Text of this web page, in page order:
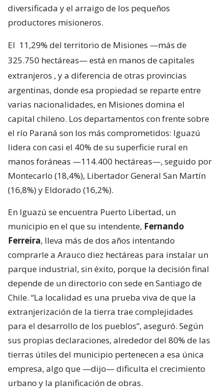
diversificada y el arraigo de los pequeños
productores misioneros.
El 11,29% del territorio de Misiones —más de
325.750 hectáreas— está en manos de capitales
extranjeros , y a diferencia de otras provincias
argentinas, donde esa propiedad se reparte entre
varias nacionalidades, en Misiones domina el
capital chileno. Los departamentos con frente sobre
el río Paraná son los más comprometidos: Iguazú
lidera con casi el 40% de su superficie rural en
manos foráneas —114.400 hectáreas—, seguido por
Montecarlo (18,4%), Libertador General San Martín
(16,8%) y Eldorado (16,2%).
En Iguazú se encuentra Puerto Libertad, un
municipio en el que su intendente, Fernando
Ferreira, lleva más de dos años intentando
comprarle a Arauco diez hectáreas para instalar un
parque industrial, sin éxito, porque la decisión final
depende de un directorio con sede en Santiago de
Chile. “La localidad es una prueba viva de que la
extranjerización de la tierra trae complejidades
para el desarrollo de los pueblos”, aseguró. Según
sus propias declaraciones, alrededor del 80% de las
tierras útiles del municipio pertenecen a esa única
empresa, algo que —dijo— dificulta el crecimiento
urbano y la planificación de obras.